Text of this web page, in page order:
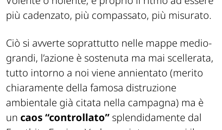
più cadenzato, più compassato, più misurato.
Ciò si avverte soprattutto nelle mappe medio-
grandi, l’azione è sostenuta ma mai scellerata,
tutto intorno a noi viene annientato (merito
chiaramente della famosa distruzione
ambientale già citata nella campagna) ma è
un caos “controllato” splendidamente dal